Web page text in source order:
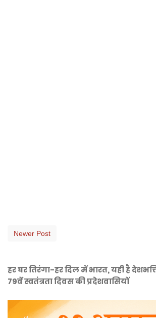
Newer Post
हर घर तिरंगा-हर दिल में भारत, यही है
79वें स्वतंत्रता दिवस की प्रदेशवासियों